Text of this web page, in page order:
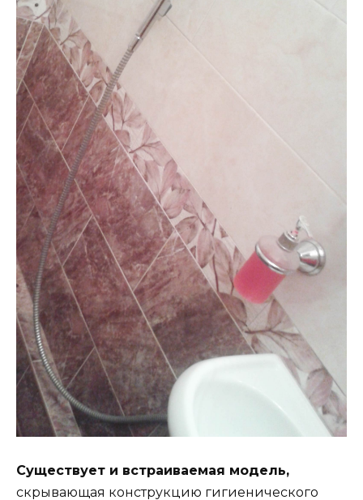
Существует и встраиваемая модель,
скрывающая конструкцию гигиенического